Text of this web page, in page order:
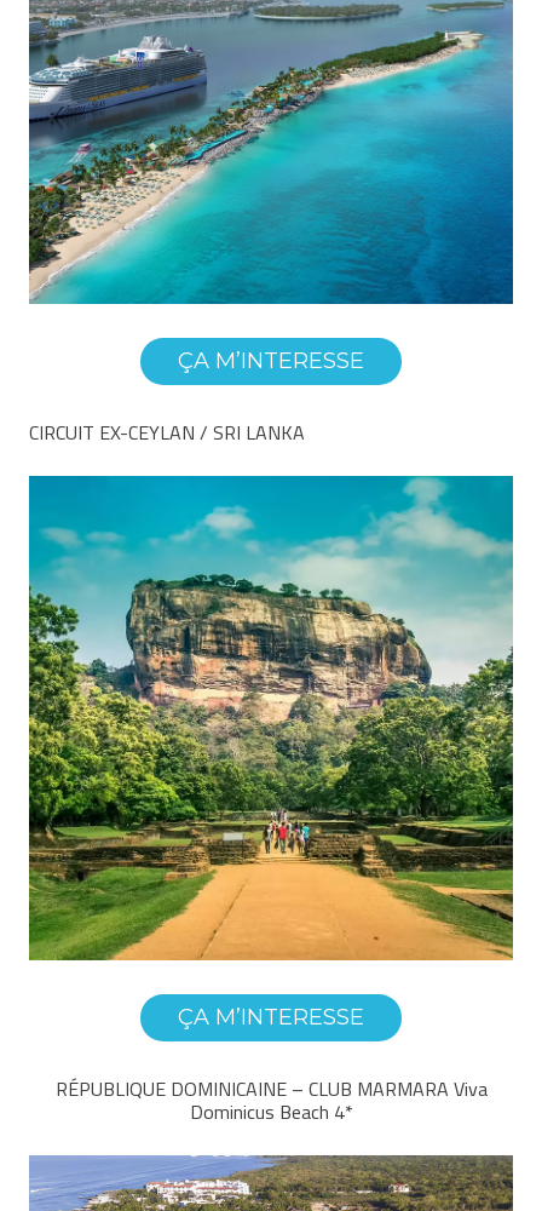
ÇA M’INTERESSE
CIRCUIT EX-CEYLAN / SRI LANKA
ÇA M’INTERESSE
RÉPUBLIQUE DOMINICAINE – CLUB MARMARA Viva
Dominicus Beach 4*